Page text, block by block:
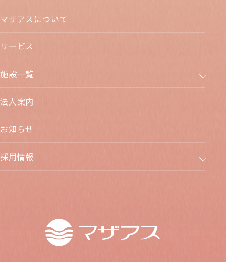
マザアスについて
サービス
施設一覧
法人案内
お知らせ
採用情報